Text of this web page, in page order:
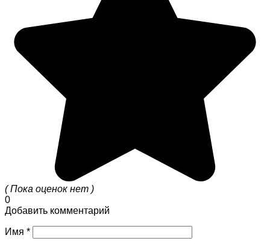
( Пока оценок нет )
0
Добавить комментарий
Имя *